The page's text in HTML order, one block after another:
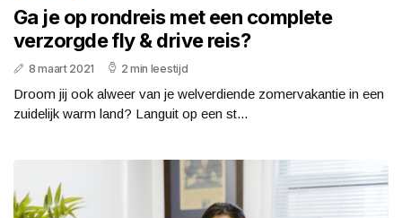
Ga je op rondreis met een complete
verzorgde fly & drive reis?
8 maart 2021 2 min leestijd
Droom jij ook alweer van je welverdiende zomervakantie in een
zuidelijk warm land? Languit op een st...